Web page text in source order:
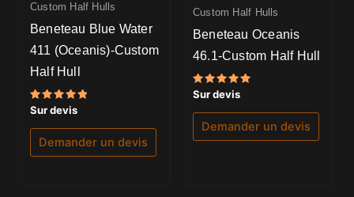
Custom Half Hulls
Beneteau Blue Water
411 (Oceanis)-Custom
Half Hull
Note
5.00
sur 5
Sur devis
Demander un devis
Custom Half Hulls
Beneteau Oceanis
46.1-Custom Half Hull
Note
5.00
sur 5
Sur devis
Demander un devis